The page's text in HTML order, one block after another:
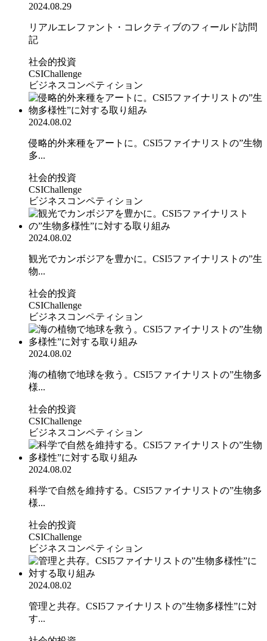
2024.08.29
リアルエレファント・コレクティブのフィールド訪問
記
社会的投資
CSIChallenge
ビジネスコンペティション
2024.08.02
侵略的外来種をアートに。CSI5ファイナリストの”生物
多...
社会的投資
CSIChallenge
ビジネスコンペティション
2024.08.02
観光でカンボジアを豊かに。CSI5ファイナリストの”生
物...
社会的投資
CSIChallenge
ビジネスコンペティション
2024.08.02
海の植物で地球を救う。CSI5ファイナリストの”生物多
様...
社会的投資
CSIChallenge
ビジネスコンペティション
2024.08.02
科学で自然を維持する。CSI5ファイナリストの”生物多
様...
社会的投資
CSIChallenge
ビジネスコンペティション
2024.08.02
管理と共存。CSI5ファイナリストの”生物多様性”に対
す...